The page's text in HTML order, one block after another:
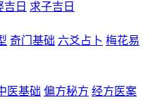
吉日 求子吉日
奇门基础 六爻占卜 梅花易
医基础 偏方秘方 经方医案